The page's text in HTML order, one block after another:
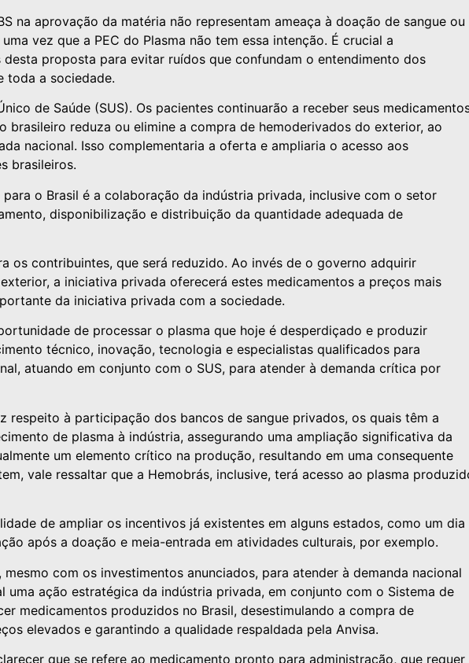
na aprovação da matéria não representam ameaça à doação de sangue ou
vez que a PEC do Plasma não tem essa intenção. É crucial a
proposta para evitar ruídos que confundam o entendimento dos
toda a sociedade.
de Saúde (SUS). Os pacientes continuarão a receber seus
brasileiro reduza ou elimine a compra de hemoderivados do exterior, ao
nacional. Isso complementaria a oferta e ampliaria o acesso aos
brasileiros.
o Brasil é a colaboração da indústria privada, inclusive com o setor
disponibilização e distribuição da quantidade adequada de
os contribuintes, que será reduzido. Ao invés de o governo adquirir
a iniciativa privada oferecerá estes medicamentos a preços mais
da iniciativa privada com a sociedade.
de processar o plasma que hoje é desperdiçado e produzir
técnico, inovação, tecnologia e especialistas qualificados para
atuando em conjunto com o SUS, para atender à demanda crítica por
respeito à participação dos bancos de sangue privados, os quais têm a
de plasma à indústria, assegurando uma ampliação significativa da
um elemento crítico na produção, resultando em uma consequente
vale ressaltar que a Hemobrás, inclusive, terá acesso ao plasma
de ampliar os incentivos já existentes em alguns estados, como um dia
após a doação e meia-entrada em atividades culturais, por exemplo.
com os investimentos anunciados, para atender à demanda nacional
uma ação estratégica da indústria privada, em conjunto com o Sistema de
medicamentos produzidos no Brasil, desestimulando a compra de
elevados e garantindo a qualidade respaldada pela Anvisa.
que se refere ao medicamento pronto para administração, que requer